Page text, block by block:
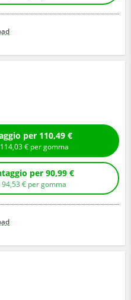
Compra con montaggio per 110,49 €
114,03€ per gomma
Compra senza montaggio per 90,99 €
94,53 € per gomma